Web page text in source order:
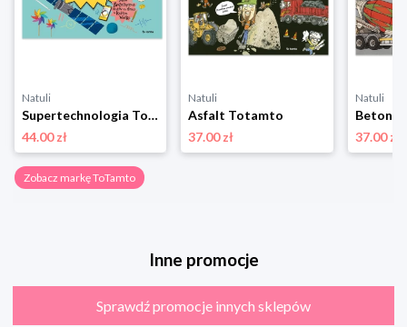
Natuli
Supertechnologia Totamto
44.00 zł
Natuli
Asfalt Totamto
37.00 zł
Natuli
Beton
37.00 zł
Zobacz markę ToTamto
Inne promocje
Sprawdź promocje innych sklepów